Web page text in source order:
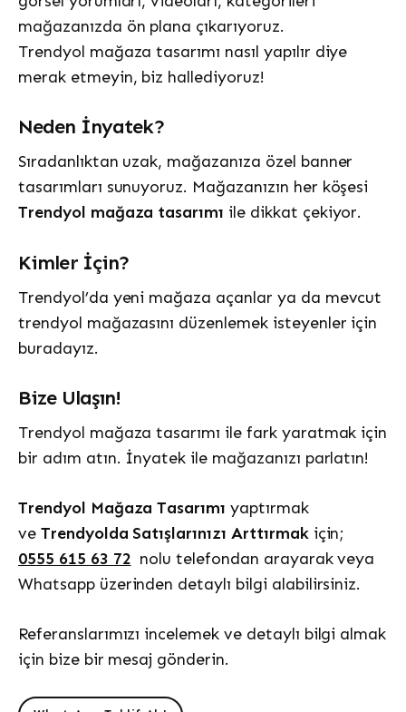
mağazanızda ön plana çıkarıyoruz.
Trendyol mağaza tasarımı nasıl yapılır diye
merak etmeyin, biz hallediyoruz!
Neden İnyatek?
Sıradanlıktan uzak, mağazanıza özel banner
tasarımları sunuyoruz. Mağazanızın her köşesi
Trendyol mağaza tasarımı ile dikkat çekiyor.
Kimler İçin?
Trendyol’da yeni mağaza açanlar ya da mevcut
trendyol mağazasını düzenlemek isteyenler için
buradayız.
Bize Ulaşın!
Trendyol mağaza tasarımı ile fark yaratmak için
bir adım atın. İnyatek ile mağazanızı parlatın!
Trendyol Mağaza Tasarımıyaptırmak
ve Trendyolda Satışlarınızı Arttırmakiçin;
0555 615 63 72 nolu telefondan arayarak veya
Whatsapp üzerinden detaylı bilgi alabilirsiniz.
Referanslarımızı incelemek ve detaylı bilgi almak
için bize bir mesaj gönderin.